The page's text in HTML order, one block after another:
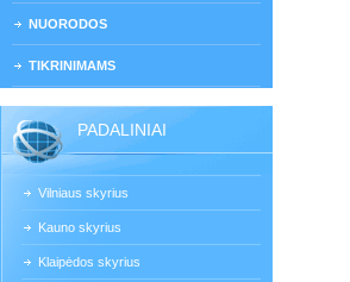
NUORODOS
TIKRINIMAMS
PADALINIAI
Vilniaus skyrius
Kauno skyrius
Klaipėdos skyrius